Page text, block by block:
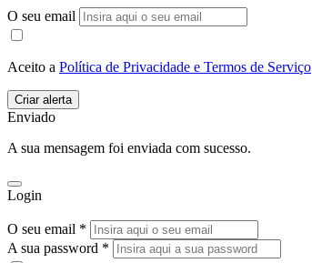
O seu email
Aceito a Política de Privacidade e Termos de Serviço
Enviado
A sua mensagem foi enviada com sucesso.
Login
O seu email *
A sua password *